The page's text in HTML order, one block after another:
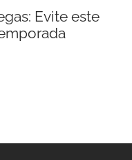
Evite este